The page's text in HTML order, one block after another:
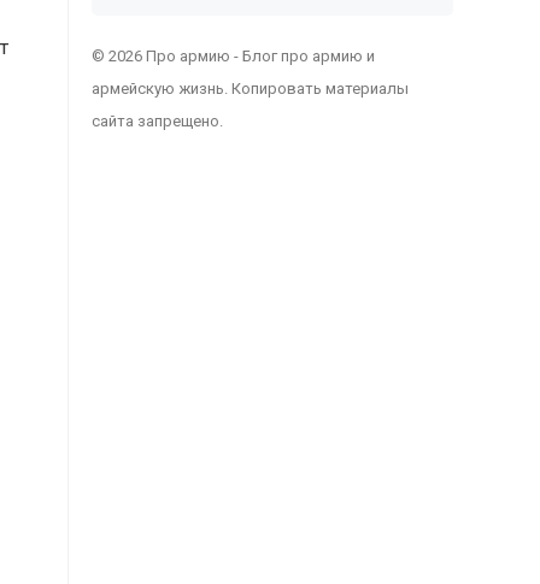
© 2026 Про армию - Блог про армию и
армейскую жизнь. Копировать материалы
сайта запрещено.